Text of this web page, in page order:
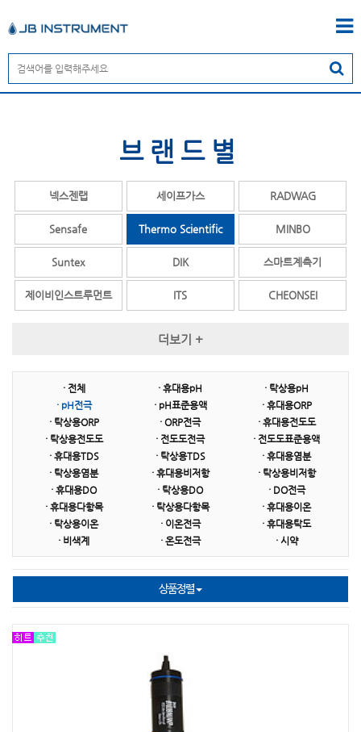
브랜드별
넥스젠랩 세이프가스 RADWAG
Sensafe Thermo Scientific MINBO
Suntex DIK 스마트계측기
제이비인스트루먼트 ITS CHEONSEI
TOA DKK HACH DEFELSKO
ISTEK AND SUPMEA
NASCO(Whirl-Pak) HORIBA ACCURATE
PTE ATAGO CAS(카스)
Broadley James WANDI
더보기 +
· 전체 · 휴대용pH
· 탁상용pH
· pH전극
· pH표준용액
· 휴대용ORP
· 탁상용ORP
· ORP전극
· 휴대용전도도
· 탁상용전도도
· 전도도전극
· 전도도표준용액
· 휴대용TDS
· 탁상용TDS
· 휴대용염분
· 탁상용염분
· 휴대용비저항
· 탁상용비저항
· 휴대용DO
· 탁상용DO
· DO전극
· 휴대용다항목
· 탁상용다항목
· 휴대용이온
· 탁상용이온
· 이온전극
· 휴대용탁도
· 비색계
· 온도전극 · 시약
상품정렬